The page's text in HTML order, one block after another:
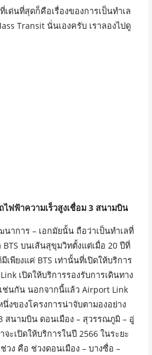
ด่นที่สุดก็คือเรื่องของการเป็นทำเล
Transit นั่นเองครับ เราลองไปดู
ฟฟ้าความเร็วสูงเชื่อม 3 สนามบิน
าการ – เอกมัยนั้น ถือว่าเป็นทำเลที่
บนเส้นสุขุมวิทตั้งแต่เมื่อ 20 ปีที่
เพียงแค่ BTS เท่านั้นที่เปิดให้บริการ
เปิดให้บริการรองรับการเดินทาง
นกัน นอกจากนี้แล้ว Airport Link
งของโครงการน่าจับตามองอย่าง
สนามบิน ดอนเมือง – สุวรรณภูมิ – อู่
จะเปิดให้บริการในปี 2566 ในระยะ
วง คือ ช่วงดอนเมือง – บางซื่อ –